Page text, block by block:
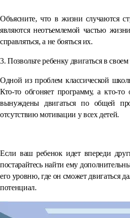
Объясните, что в жизни случаются
являются неотъемлемой частью
справляться, а не бояться их.
3. Позвольте ребенку двигаться в
Одной из проблем классической
Кто-то обгоняет программу, а кто-
вынуждены двигаться по общей
отсутствию мотивации у всех детей.
Если ваш ребенок идет впереди
постарайтесь найти ему
его уровню, где он сможет двигаться
потенциал.